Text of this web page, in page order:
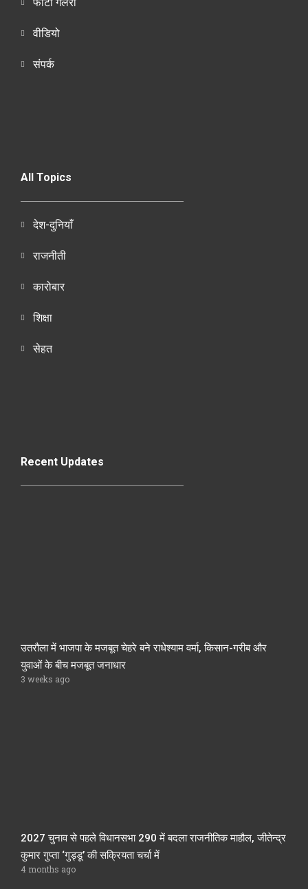
वीडियो
संपर्क
All Topics
देश-दुनियाँ
राजनीती
कारोबार
शिक्षा
सेहत
Recent Updates
उतरौला में भाजपा के मजबूत चेहरे बने राधेश्याम वर्मा, किसान-गरीब और
युवाओं के बीच मजबूत जनाधार
3 weeks ago
2027 चुनाव से पहले विधानसभा 290 में बदला राजनीतिक माहौल, जीतेन्द्र
कुमार गुप्ता ‘गुड्डू’ की सक्रियता चर्चा में
4 months ago